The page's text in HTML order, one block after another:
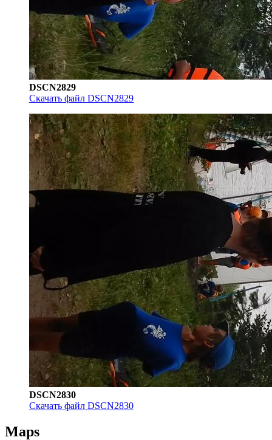
DSCN2829
Скачать файл DSCN2829
DSCN2830
Скачать файл DSCN2830
Maps